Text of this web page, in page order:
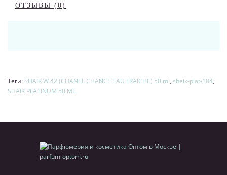
ОТЗЫВЫ (0)
Теги: SHAIK W 42 (CHANEL CHANCE EAU FRAICHE) 50 ml, sheik-plat-184,
SHAIK PLATINUM 50 ML